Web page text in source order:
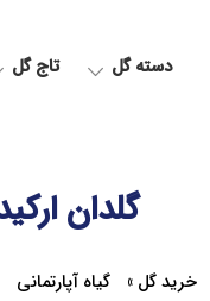
دسته گل تاج گل
گلدان
خرید گل » گیاه آپارتمانی